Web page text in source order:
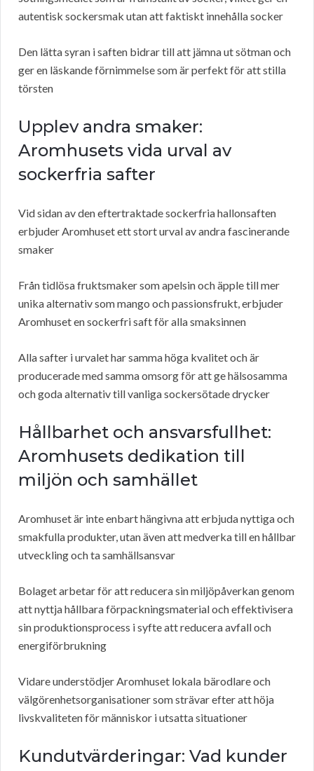
autentisk sockersmak utan att faktiskt innehålla socker
Den lätta syran i saften bidrar till att jämna ut sötman och
ger en läskande förnimmelse som är perfekt för att stilla
törsten
Upplev andra smaker:
Aromhusets vida urval av
sockerfria safter
Vid sidan av den eftertraktade sockerfria hallonsaften
erbjuder Aromhuset ett stort urval av andra fascinerande
smaker
Från tidlösa fruktsmaker som apelsin och äpple till mer
unika alternativ som mango och passionsfrukt, erbjuder
Aromhuset en sockerfri saft för alla smaksinnen
Alla safter i urvalet har samma höga kvalitet och är
producerade med samma omsorg för att ge hälsosamma
och goda alternativ till vanliga sockersötade drycker
Hållbarhet och ansvarsfullhet:
Aromhusets dedikation till
miljön och samhället
Aromhuset är inte enbart hängivna att erbjuda nyttiga och
smakfulla produkter, utan även att medverka till en hållbar
utveckling och ta samhällsansvar
Bolaget arbetar för att reducera sin miljöpåverkan genom
att nyttja hållbara förpackningsmaterial och effektivisera
sin produktionsprocess i syfte att reducera avfall och
energiförbrukning
Vidare understödjer Aromhuset lokala bärodlare och
välgörenhetsorganisationer som strävar efter att höja
livskvaliteten för människor i utsatta situationer
Kundutvärderingar: Vad kunder